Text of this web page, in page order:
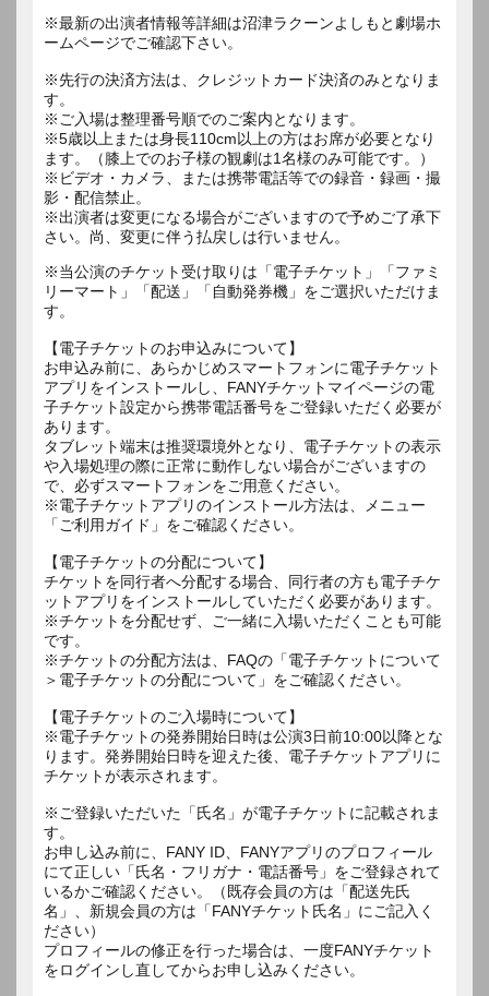
※最新の出演者情報等詳細は沼津ラクーンよしもと劇場ホ
ームページでご確認下さい。
※先行の決済方法は、クレジットカード決済のみとなりま
す。
※ご入場は整理番号順でのご案内となります。
※5歳以上または身長110cm以上の方はお席が必要となり
ます。（膝上でのお子様の観劇は1名様のみ可能です。）
※ビデオ・カメラ、または携帯電話等での録音・録画・撮
影・配信禁止。
※出演者は変更になる場合がございますので予めご了承下
※当公演のチケット受け取りは「電子チケット」「ファミ
リーマート」「配送」「自動発券機」をご選択いただけま
す。
【電子チケットのお申込みについて】
お申込み前に、あらかじめスマートフォンに電子チケット
アプリをインストールし、FANYチケットマイページの電
子チケット設定から携帯電話番号をご登録いただく必要が
あります。
タブレット端末は推奨環境外となり、電子チケットの表示
や入場処理の際に正常に動作しない場合がございますの
で、必ずスマートフォンをご用意ください。
※電子チケットアプリのインストール方法は、メニュー
「ご利用ガイド」をご確認ください。
【電子チケットの分配について】
チケットを同行者へ分配する場合、同行者の方も電子チケ
ットアプリをインストールしていただく必要があります。
※チケットを分配せず、ご一緒に入場いただくことも可能
です。
※チケットの分配方法は、FAQの「電子チケットについて
＞電子チケットの分配について」をご確認ください。
【電子チケットのご入場時について】
※電子チケットの発券開始日時は公演3日前10:00以降とな
ります。発券開始日時を迎えた後、電子チケットアプリに
チケットが表示されます。
※ご登録いただいた「氏名」が電子チケットに記載されま
す。
お申し込み前に、FANY ID、FANYアプリのプロフィール
にて正しい「氏名・フリガナ・電話番号」をご登録されて
いるかご確認ください。（既存会員の方は「配送先氏
名」、新規会員の方は「FANYチケット氏名」にご記入く
ださい）
プロフィールの修正を行った場合は、一度FANYチケット
をログインし直してからお申し込みください。